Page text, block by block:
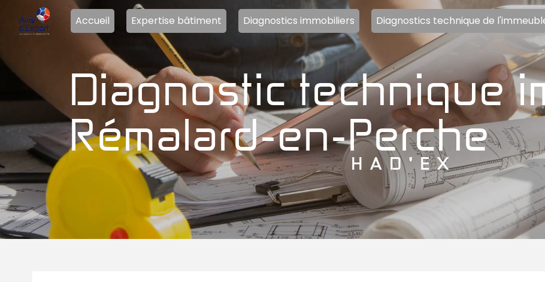
Accueil Expertise bâtiment Diagnostics immobiliers Diagnostics technique de
diagnostic technique immeuble
Rémalard-en-Perche
HAD'EX
Panneau de gestion des cookies